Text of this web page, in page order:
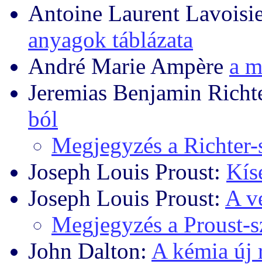
Antoine Laurent
anyagok táblázata
André Marie Ampère a
Jeremias Benjamin
ból
Megjegyzés a
Joseph Louis Proust:
Joseph Louis Proust: A
Megjegyzés a Proust-
John Dalton: A kémia új